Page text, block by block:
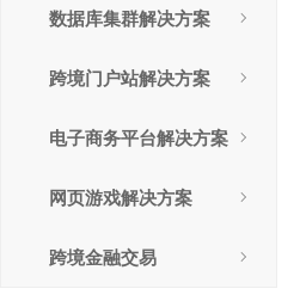
数据库集群解决方案
跨境门户站解决方案
电子商务平台解决方案
网页游戏解决方案
跨境金融交易